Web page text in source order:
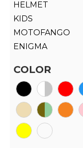
HELMET
KIDS
MOTOFANGO
ENIGMA
COLOR